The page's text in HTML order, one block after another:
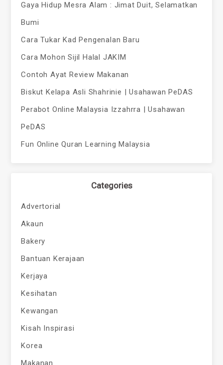
Gaya Hidup Mesra Alam : Jimat Duit, Selamatkan
Bumi
Cara Tukar Kad Pengenalan Baru
Cara Mohon Sijil Halal JAKIM
Contoh Ayat Review Makanan
Biskut Kelapa Asli Shahrinie | Usahawan PeDAS
Perabot Online Malaysia Izzahrra | Usahawan
PeDAS
Fun Online Quran Learning Malaysia
Categories
Advertorial
Akaun
Bakery
Bantuan Kerajaan
Kerjaya
Kesihatan
Kewangan
Kisah Inspirasi
Korea
Makanan